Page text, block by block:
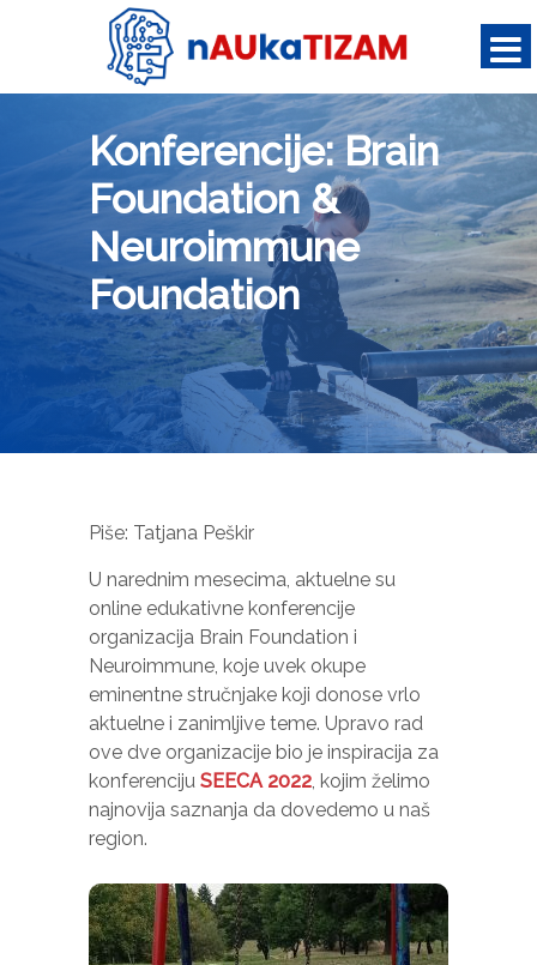
Konferencije: Brain
Foundation &
Neuroimmune
Foundation
Piše: Tatjana Peškir
U narednim mesecima, aktuelne su
online edukativne konferencije
organizacija Brain Foundation i
Neuroimmune, koje uvek okupe
eminentne stručnjake koji donose vrlo
aktuelne i zanimljive teme. Upravo rad
ove dve organizacije bio je inspiracija za
konferenciju SEECA 2022, kojim želimo
najnovija saznanja da dovedemo u naš
region.